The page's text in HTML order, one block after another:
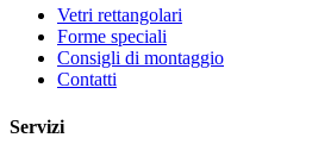
Vetri rettangolari
Forme speciali
Consigli di montaggio
Contatti
Servizi